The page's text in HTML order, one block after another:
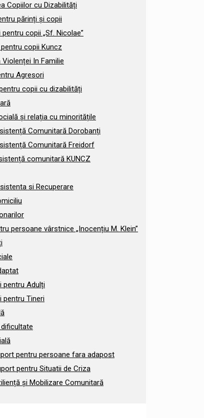
Copiilor cu Dizabilități
părinți și copii
copii „Sf. Nicolae”
copii Kuncz
In Familie
Agresori
copii cu dizabilități
și relația cu minoritățile
Comunitară Dorobanți
Comunitară Freidorf
comunitară KUNCZ
si Recuperare
persoane vârstnice „Inocențiu M. Klein”
pentru Adulți
pentru Tineri
pentru persoane fara adapost
pentru Situatii de Criza
și Mobilizare Comunitară